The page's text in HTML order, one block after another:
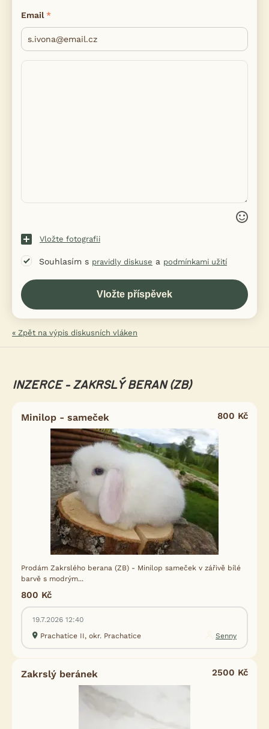
Email
Vložte fotografii
Souhlasím s pravidly diskuse a podmínkami užití
« Zpět na výpis diskusních vláken
INZERCE - ZAKRSLÝ BERAN (ZB)
Minilop - sameček 800 Kč
Prodám Zakrslého berana (ZB) - Minilop sameček v zářivě bílé
barvě s modrým...
800 Kč
19.7.2026 12:40
Prachatice II, okr. Prachatice
Senny
Zakrslý beránek 2500 Kč